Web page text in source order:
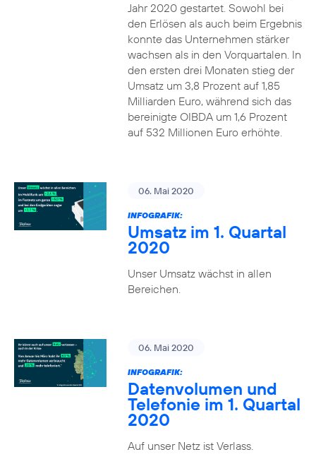
Jahr 2020 gestartet. Sowohl bei
den Erlösen als auch beim Ergebnis
konnte das Unternehmen stärker
wachsen als in den Vorquartalen. In
den ersten drei Monaten stieg der
Umsatz um 3,8 Prozent auf 1,85
Milliarden Euro, während sich das
bereinigte OIBDA um 1,6 Prozent
auf 532 Millionen Euro erhöhte.
06. Mai 2020
INFOGRAFIK:
Umsatz im 1. Quartal
2020
Unser Umsatz wächst in allen
Bereichen.
06. Mai 2020
INFOGRAFIK:
Datenvolumen und
Telefonie im 1. Quartal
2020
Auf unser Netz ist Verlass.